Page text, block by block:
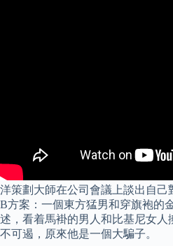
洋策劃大師在公司會議上談出自己
B方案：一個東方猛男和穿旗袍的
述，看着馬褂的男人和比基尼女
不可遏，原來他是一個大騙子。